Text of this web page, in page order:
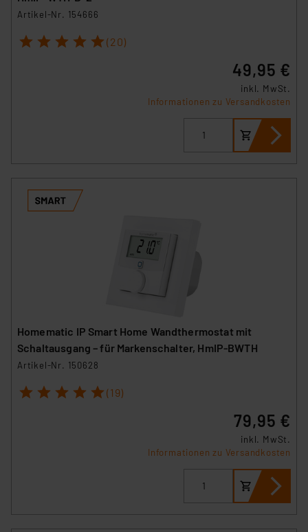
Artikel-Nr. 154666
1 2 3 4 5 (20)
49,95 €
inkl. MwSt.
Informationen zu Versandkosten
Homematic IP Smart Home Wandthermostat mit
Schaltausgang – für Markenschalter, HmIP-BWTH
Artikel-Nr. 150628
1 2 3 4 5 (19)
79,95 €
inkl. MwSt.
Informationen zu Versandkosten